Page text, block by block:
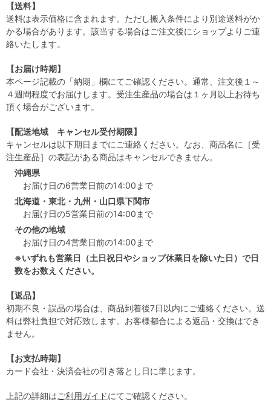
【送料】
送料は表示価格に含まれます。ただし搬入条件により別途送料がか
かる場合があります。該当する場合はご注文後にショップよりご連
絡いたします。
【お届け時期】
本ページ記載の「納期」欄にてご確認ください。通常、注文後１～
４週間程度でお届けします。受注生産品の場合は１ヶ月以上お待ち
頂く場合がございます。
【配送地域 キャンセル受付期限】
キャンセルは以下期日までにご連絡ください。なお、商品名に［受
注生産品］の表記がある商品はキャンセルできません。
沖縄県
お届け日の6営業日前の14:00まで
北海道・東北・九州・山口県下関市
お届け日の5営業日前の14:00まで
その他の地域
お届け日の4営業日前の14:00まで
※いずれも営業日（土日祝日やショップ休業日を除いた日）で日
数をお数えください。
【返品】
初期不良・誤品の場合は、商品到着後7日以内にご連絡ください。送
料は弊社負担で対応致します。お客様都合による返品・交換はでき
ません。
【お支払時期】
カード会社・決済会社の引き落とし日に準じます。
上記の詳細はご利用ガイドにてご確認ください。